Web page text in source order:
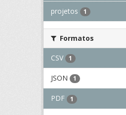
projetos 1
Formatos
CSV 1
JSON 1
PDF 1